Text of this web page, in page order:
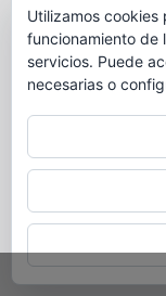
ESPECIES EN PELIGRO
HAMBRE
OBJETIVOS DEL
PUEBLOS INDÍGENAS
SOLIDARIDAD
Copyright ©
Utilizamos
funcionamiento de
servicios. Puede
necesarias o